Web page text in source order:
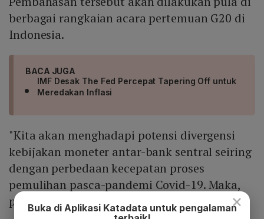
berbagai rangkaian acara pertemuan G20 di
Indonesia.
BACA JUGA
IMF Desak The Fed Percepat Tapering Off untuk
Meredakan Inflasi
"Kita akan menghadapi potensi divergensi
kebijakan moneter antar-bank sentral seiring
dengan perbedaan kecepatan proses
pemulihan pasca-pandemi Covid-19. Maka,
penting untuk dibahas," katanya.
×
Buka di Aplikasi Katadata untuk pengalaman